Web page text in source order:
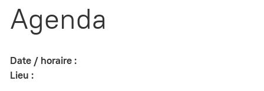
Agenda
Date / horaire :
Lieu :